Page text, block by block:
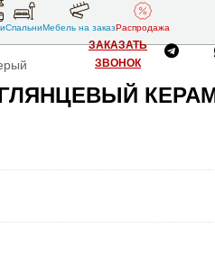
СпальниМебель на заказРаспродажа
ЗАКАЗАТЬ
ЗВОНОК